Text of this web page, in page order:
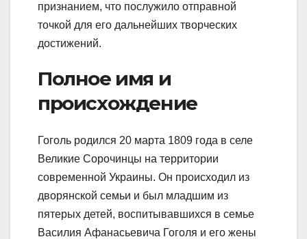
признанием, что послужило отправной
точкой для его дальнейших творческих
достижений.
Полное имя и
происхождение
Гоголь родился 20 марта 1809 года в селе
Великие Сорочинцы на территории
современной Украины. Он происходил из
дворянской семьи и был младшим из
пятерых детей, воспитывавшихся в семье
Василия Афанасьевича Гоголя и его жены